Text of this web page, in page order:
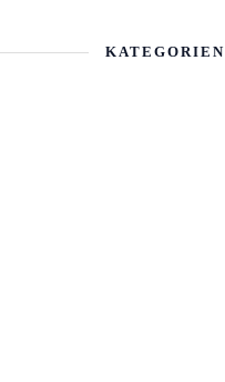
KATEGORIEN